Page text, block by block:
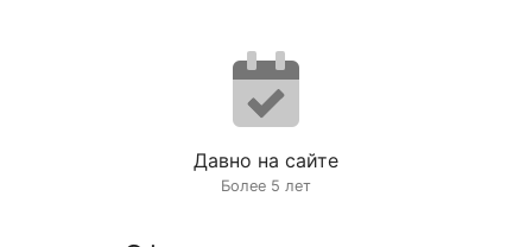
Давно на сайте
Более 5 лет